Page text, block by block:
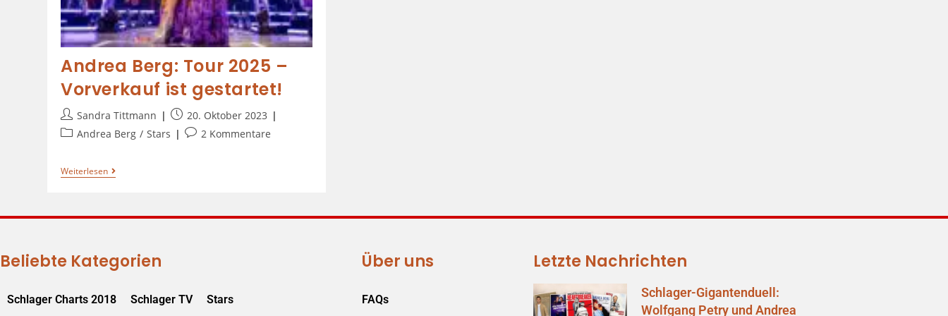
Andrea Berg: Tour 2025 –
Vorverkauf ist gestartet!
Sandra Tittmann
20. Oktober 2023
Andrea Berg / Stars 2 Kommentare
Weiterlesen
Beliebte Kategorien
Schlager Charts 2018 Schlager TV Stars
Über uns
FAQs
Letzte Nachrichten
Schlager-Gigantenduell:
Wolfgang Petry und Andrea